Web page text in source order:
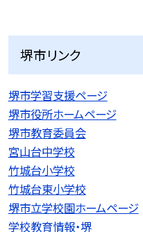
堺市リンク
堺市学習支援ページ
堺市役所ホームページ
堺市教育委員会
宮山台中学校
竹城台小学校
竹城台東小学校
堺市立学校園ホームページ
学校教育情報・堺